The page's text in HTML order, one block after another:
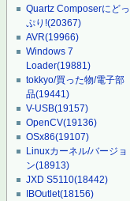
Quartz Composerにどっ
ぷり!(20367)
AVR(19966)
Windows 7
Loader(19881)
tokkyo/買った物/電子部
品(19441)
V-USB(19157)
OpenCV(19136)
OSx86(19107)
Linuxカーネル/バージョ
ン(18913)
JXD S5110(18442)
IBOutlet(18156)